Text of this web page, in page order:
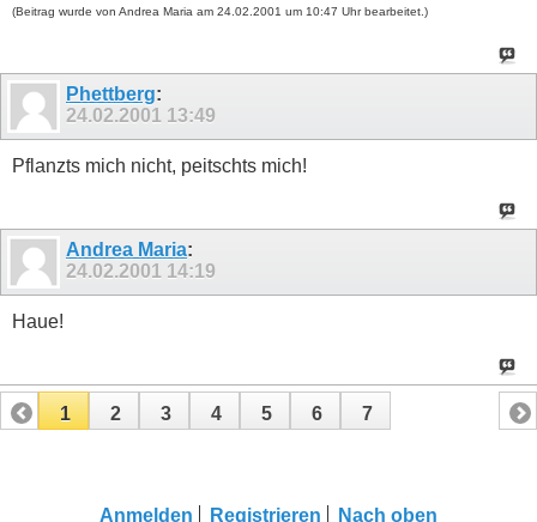
(Beitrag wurde von Andrea Maria am 24.02.2001 um 10:47 Uhr bearbeitet.)
Phettberg:
24.02.2001 13:49
Pflanzts mich nicht, peitschts mich!
Andrea Maria:
24.02.2001 14:19
Haue!
1 2 3 4 5 6 7
Anmelden Registrieren Nach oben